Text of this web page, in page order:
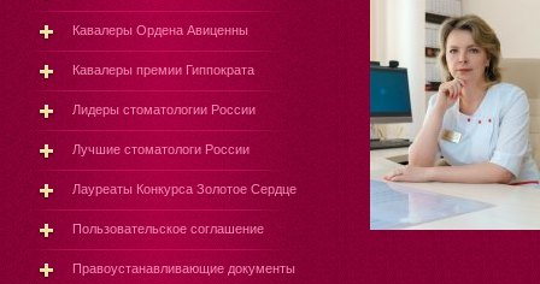
Кавалеры Ордена Авиценны
Кавалеры премии Гиппократа
Лидеры стоматологии России
Лучшие стоматологи России
Лауреаты Конкурса Золотое Сердце
Пользовательское соглашение
Правоустанавливающие документы